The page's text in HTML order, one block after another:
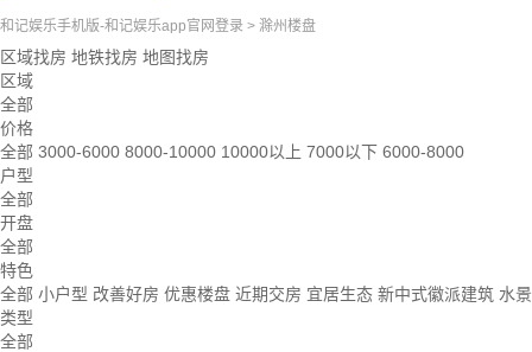
和记娱乐手机版-和记娱乐app官网登录 > 滁州楼盘
区域找房 地铁找房 地图找房
区域
全部
价格
全部 3000-6000 8000-10000 10000以上 7000以下 6000-8000
户型
全部
开盘
全部
特色
全部 小户型 改善好房 优惠楼盘 近期交房 宜居生态 新中式徽派建筑 水
类型
全部